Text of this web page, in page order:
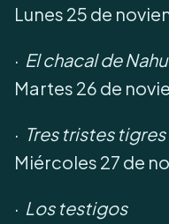
Lunes 25 de
· El chacal de
Martes 26 de
· Tres tristes tigres
Miércoles 27 de
· Los testigos